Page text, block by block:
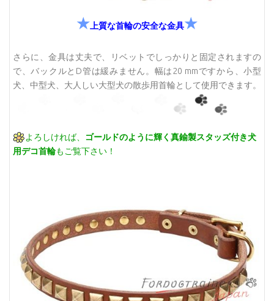
★ 上質な首輪の安全な金具★
さらに、金具は丈夫で、リベットでしっかりと固定されますの
で、バックルとD管は緩みません。幅は20 mmですから、小型
犬、中型犬、大人しい大型犬の散歩用首輪として使用できます。
よろしければ、
ゴールドのように輝く真鍮製スタッズ付き犬
用デコ首輪もご覧下さい！